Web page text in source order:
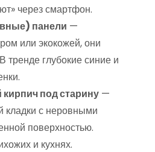
через смартфон.
панели —
или экокожей, они
тренде глубокие синие и
под старину —
кладки с неровными
поверхностью.
и кухнях.